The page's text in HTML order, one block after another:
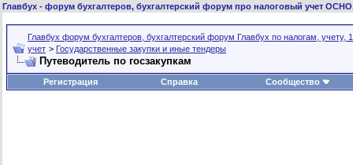
Главбух - форум бухгалтеров, бухгалтерский форум про налоговый учет
Главбух форум бухгалтеров, бухгалтерский форум Главбух по налогам, учету,
учет > Государственные закупки и иные тендеры
Путеводитель по госзакупкам
Регистрация Справка Сообщество